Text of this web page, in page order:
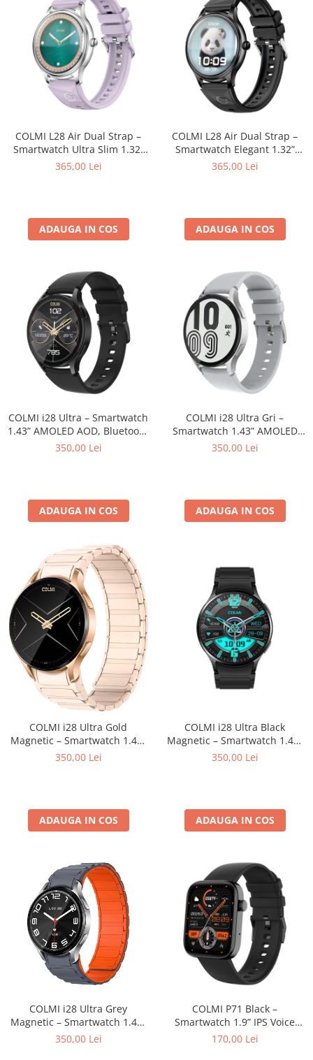
COLMI L28 Air Dual Strap –
Smartwatch Ultra Slim 1.32”
AMOLED, Bluetooth 5.2,
365,00 Lei
ADAUGA IN COS
COLMI L28 Air Dual Strap –
Smartwatch Elegant 1.32”
AMOLED, Bluetooth 5.2, Puls,
365,00 Lei
ADAUGA IN COS
COLMI i28 Ultra – Smartwatch
1.43” AMOLED AOD, Bluetooth
5.3, AI GPT Assistant, Prayer
350,00 Lei
ADAUGA IN COS
COLMI i28 Ultra Gri –
Smartwatch 1.43” AMOLED
Always-On, Bluetooth 5.3, AI
350,00 Lei
ADAUGA IN COS
COLMI i28 Ultra Gold
Magnetic – Smartwatch 1.43”
AMOLED Always-On, AI GPT
Waterproof
350,00 Lei
ADAUGA IN COS
COLMI i28 Ultra Black
Magnetic – Smartwatch 1.43”
AMOLED Always-On, AI GPT
Waterproof
350,00 Lei
ADAUGA IN COS
COLMI i28 Ultra Grey
Magnetic – Smartwatch 1.43”
AMOLED Always-On, AI GPT
350,00 Lei
COLMI P71 Black –
Smartwatch 1.9” IPS Voice
Calling, Voice Assistant,
170,00 Lei